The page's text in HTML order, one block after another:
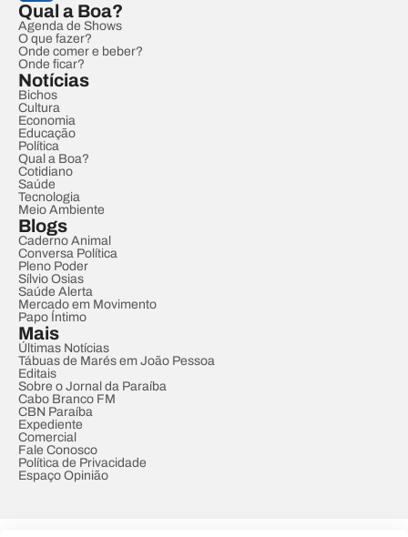
Qual a Boa?
Agenda de Shows
O que fazer?
Onde comer e beber?
Onde ficar?
Notícias
Bichos
Cultura
Economia
Educação
Política
Qual a Boa?
Cotidiano
Saúde
Tecnologia
Meio Ambiente
Blogs
Caderno Animal
Conversa Política
Pleno Poder
Sílvio Osias
Saúde Alerta
Mercado em Movimento
Papo Íntimo
Mais
Últimas Notícias
Tábuas de Marés em João Pessoa
Editais
Sobre o Jornal da Paraíba
Cabo Branco FM
CBN Paraíba
Expediente
Comercial
Fale Conosco
Política de Privacidade
Espaço Opinião